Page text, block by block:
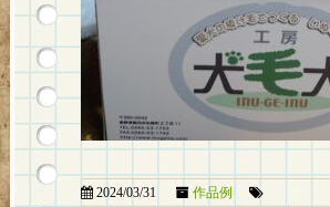
2024/03/31 作品例